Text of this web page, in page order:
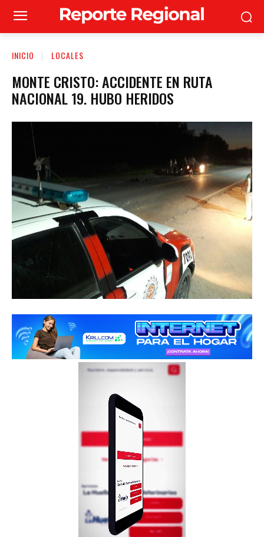
INICIO LOCALES
MONTE CRISTO: ACCIDENTE EN RUTA
NACIONAL 19. HUBO HERIDOS